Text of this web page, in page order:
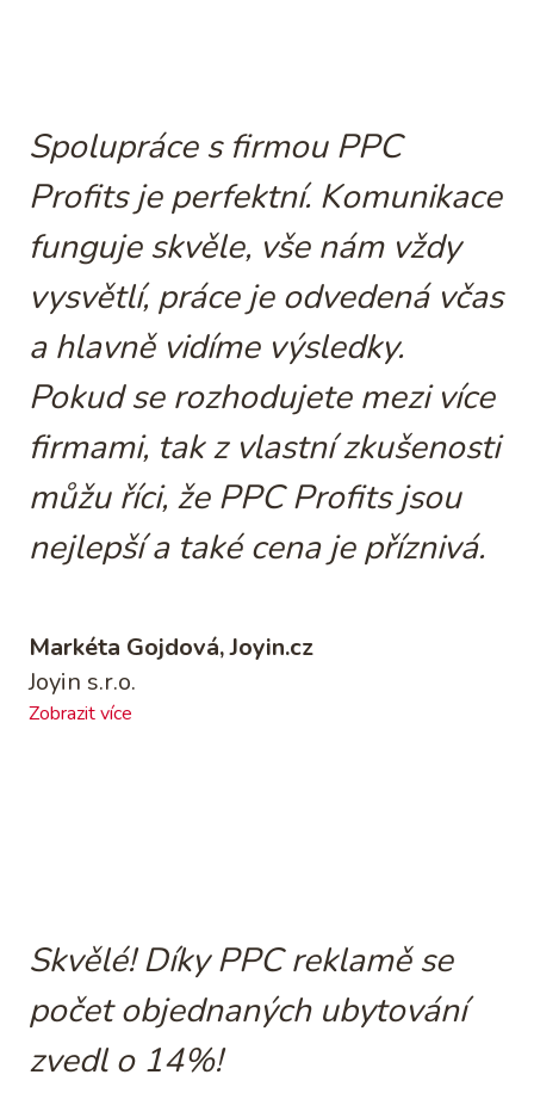
Spolupráce s firmou PPC
Profits je perfektní. Komunikace
funguje skvěle, vše nám vždy
vysvětlí, práce je odvedená včas
a hlavně vidíme výsledky.
Pokud se rozhodujete mezi více
firmami, tak z vlastní zkušenosti
můžu říci, že PPC Profits jsou
nejlepší a také cena je příznivá.
Markéta Gojdová, Joyin.cz
Joyin s.r.o.
Zobrazit více
Skvělé! Díky PPC reklamě se
počet objednaných ubytování
zvedl o 14%!